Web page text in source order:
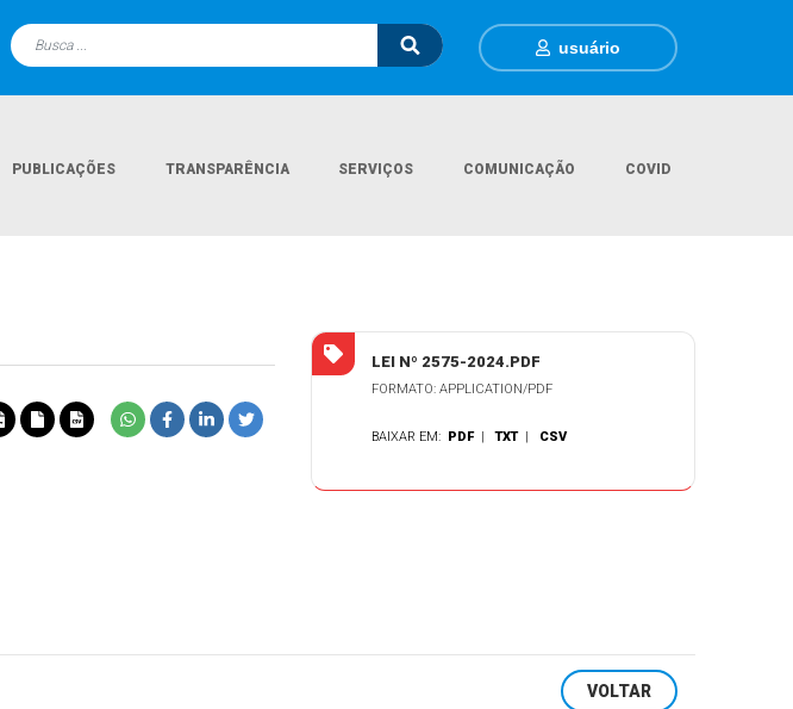
usuário
PUBLICAÇÕES TRANSPARÊNCIA SERVIÇOS COMUNICAÇÃO COVID
LEI Nº 2575-2024.PDF
FORMATO: APPLICATION/PDF
BAIXAR EM: PDF |TXT | CSV
VOLTAR